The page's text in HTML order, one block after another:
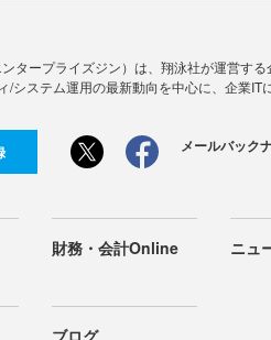
ンタープライズジン）は、翔泳社が運営す
/システム運用の最新動向を中心に、企業IT
メールバック
財務・会計Online ニュ
ブログ